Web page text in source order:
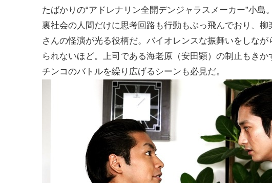
たばかりの“アドレナリン全開デンジャラスメーカー”小島。
裏社会の人間だけに思考回路も行動もぶっ飛んでおり、柳
さんの怪演が光る役柄だ。バイオレンスな振舞いをしな
られないほど。上司である海老原（安田顕）の制止もき
チンコのバトルを繰り広げるシーンも必見だ。